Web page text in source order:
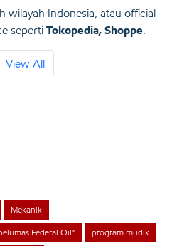
wilayah Indonesia, atau official
seperti Tokopedia, Shoppe.
View All
Mekanik
Federal Oil™ program mudik